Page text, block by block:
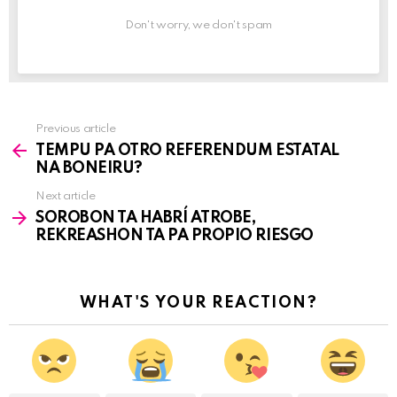
Don't worry, we don't spam
See
more
Previous article
TEMPU PA OTRO REFERENDUM ESTATAL
NA BONEIRU?
Next article
SOROBON TA HABRÍ ATROBE,
REKREASHON TA PA PROPIO RIESGO
WHAT'S YOUR REACTION?